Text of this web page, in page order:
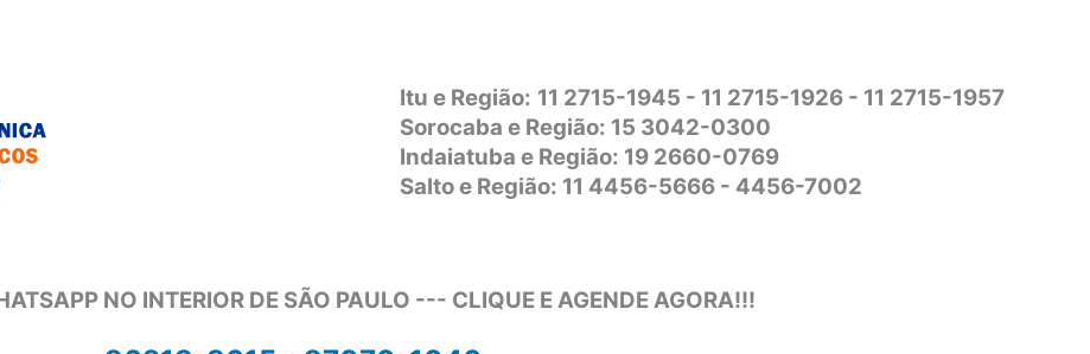
Itu e Região: 11 2715-1945 - 11 2715-1926 - 11 2715-1957
Sorocaba e Região: 15 3042-0300
Indaiatuba e Região: 19 2660-0769
Salto e Região: 11 4456-5666 - 4456-7002
NO INTERIOR DE SÃO PAULO --- CLIQUE E AGENDE AGORA!!!